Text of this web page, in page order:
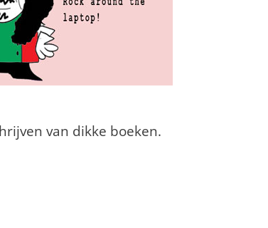
van dikke boeken.